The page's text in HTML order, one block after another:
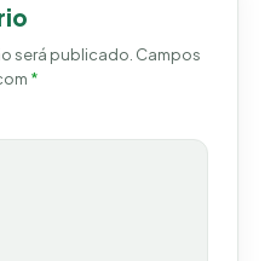
será publicado. Campos
*